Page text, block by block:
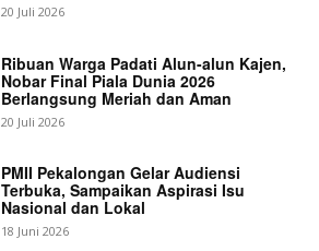
20 Juli 2026
Ribuan Warga Padati Alun-alun Kajen,
Nobar Final Piala Dunia 2026
Berlangsung Meriah dan Aman
20 Juli 2026
PMII Pekalongan Gelar Audiensi
Terbuka, Sampaikan Aspirasi Isu
Nasional dan Lokal
18 Juni 2026